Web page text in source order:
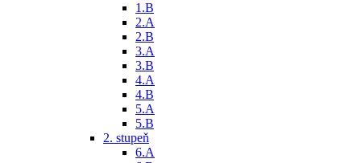
1.B
2.A
2.B
3.A
3.B
4.A
4.B
5.A
5.B
2. stupeň
6.A